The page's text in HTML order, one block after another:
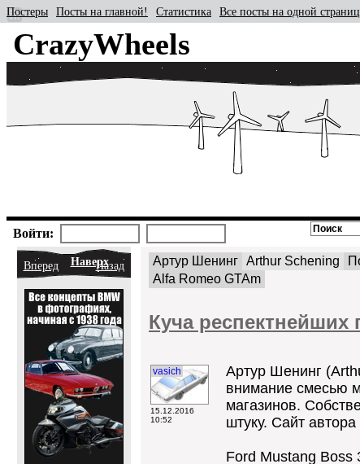
CrazyWheels
Постеры Посты на главной! Статистика Все посты на одной
Войти:
Вперед НаверхНазад Артур Шенинг Arthur Schening
Alfa Romeo GTAm
Куча респектнейших
vasich
15.12.2016
10:52
Артур Шенинг
внимание смесью
магазинов.
штуку. Сайт автора
Ford Mustang Boss